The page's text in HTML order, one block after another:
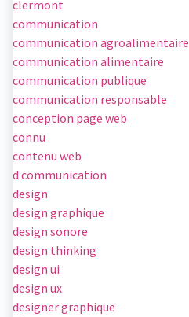
clermont
communication
communication agroalimentaire
communication alimentaire
communication publique
communication responsable
conception page web
connu
contenu web
d communication
design
design graphique
design sonore
design thinking
design ui
design ux
designer graphique